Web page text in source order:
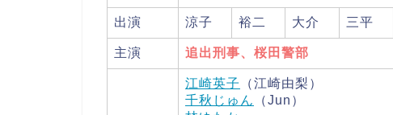
出演 涼子 裕二 大介 三平
主演 追出刑事、桜田警部
江崎英子
（江崎由梨）
千秋じゅん
（Jun）